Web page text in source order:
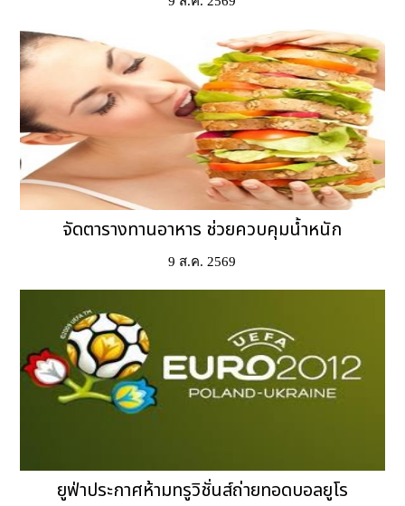
จัดตารางทานอาหาร ช่วยควบคุมน้ำหนัก
9 ส.ค. 2569
ยูฟ่าประกาศห้ามทรูวิชั่นส์ถ่ายทอดบอลยูโร